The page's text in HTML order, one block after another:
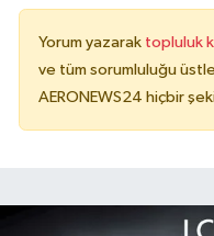
Yorum yazarak topluluk
ve tüm sorumluluğu
AERONEWS24 hiçbir